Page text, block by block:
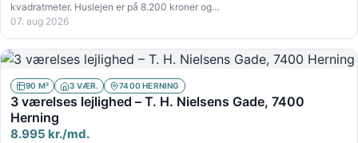
kvadratmeter. Huslejen er på 8.200 kroner og…
07. aug 2026
90 M² 3 VÆR. 7400 HERNING
3 værelses lejlighed – T. H. Nielsens Gade, 7400
Herning
8.995 kr./md.